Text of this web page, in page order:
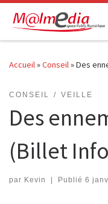
Passer au contenu
Accueil»Conseil»Des
CONSEIL VEILLE
Des
(Billet
par Kevin | Publié 6